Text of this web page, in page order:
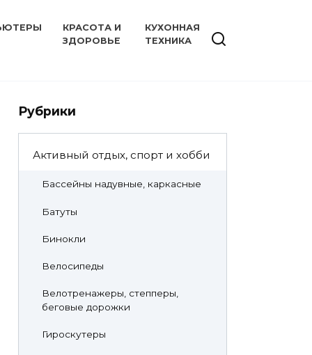
КРАСОТА И
ЗДОРОВЬЕ
КУХОННАЯ
ТЕХНИКА
Рубрики
Активный отдых, спорт и хобби
Бассейны надувные, каркасные
Батуты
Бинокли
Велосипеды
Велотренажеры, степперы,
беговые дорожки
Гироскутеры